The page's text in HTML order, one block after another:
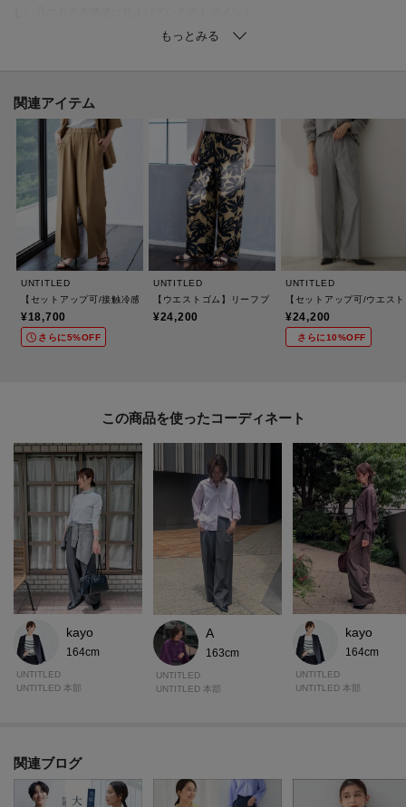
見た目の綺麗さにこだわった素材になります。
ブラウスやニットを合わせるだけで、洗練された大人のバランスに。
足元はフラットやローヒールと好相性で、通勤から週末まで活躍します。
トップスをインすると、より脚長でスマートな印象に仕上がります。
【スタッフ着用コメント】
スタッフA 163cm/普段のサイズ：ボトムス S(01サイズ)/着用サイズ:M(02サイ
他のワイドパンツと比べても、よりワイドなシルエットですが、すっきりと
した印象で大人っぽく着こなせました。
ほどよいリラックス感がありながら、上品な光沢感があるのできれいめなス
タイリングにも合わせやすいです。
軽やかな素材感で、長いシーズン活躍してくれそうです。
・ウエスト後ろゴム
・裏地なし
※照明の関係により、実際よりも色味が違って見える場合があります。ま
た、パソコン・スマートフォンなどの環境により、若干製品と画像のカラー
が異なる場合もございます。
【プレオーダー商品をご注文時の注意点】
◆お届け予定について
工場の生産の都合上、お届け予定が変更になる場合がございます。
発送日の前後については予めご了承ください。
ださい。
◆注文取り消し・返品が可能です。商品着荷後の返品も可能です。（ただし
関連アイテム
UNTITLED
【セットアップ可/接触冷感/通気性】エアリークールワイドパンツ
¥18,700
さらに5%OFF
UNTITLED
【ウエストゴム】リーフプリントワイドパンツ
¥24,200
UNTITLED
【セットアップ可/ウエス
¥24,200
さらに10%OFF
この商品を使った
kayo
164cm
UNTITLED
UNTITLED 本部
A
163cm
UNTITLED
UNTITLED 本部
kayo
164cm
UNTITLED
UNTITLED 本部
関連ブログ